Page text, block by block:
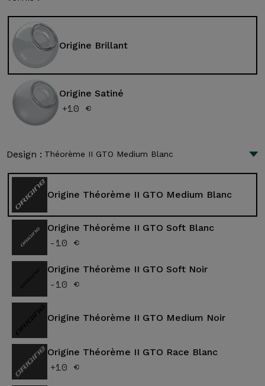
Origine Brillant
Origine Satiné
+10 €
Design : Théorème II GTO Medium Blanc
Origine Théorème II GTO Medium Blanc
Origine Théorème II GTO Soft Blanc
-10 €
Origine Théorème II GTO Soft Noir
-10 €
Origine Théorème II GTO Medium Noir
Origine Théorème II GTO Race Blanc
+10 €